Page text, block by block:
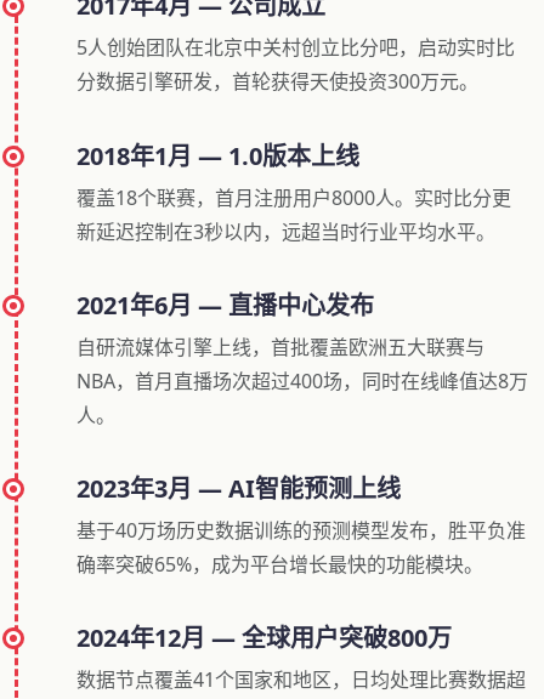
5人创始团队在北京中关村创立比分吧，启动实时比
分数据引擎研发，首轮获得天使投资300万元。
2018年1月 — 1.0版本上线
覆盖18个联赛，首月注册用户8000人。实时比分更
新延迟控制在3秒以内，远超当时行业平均水平。
2021年6月 — 直播中心发布
自研流媒体引擎上线，首批覆盖欧洲五大联赛与
NBA，首月直播场次超过400场，同时在线峰值达8万
人。
2023年3月 — AI智能预测上线
基于40万场历史数据训练的预测模型发布，胜平负准
确率突破65%，成为平台增长最快的功能模块。
2024年12月 — 全球用户突破800万
数据节点覆盖41个国家和地区，日均处理比赛数据超